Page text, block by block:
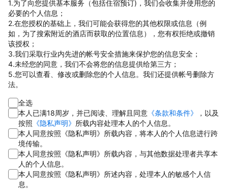
1.为了向您提供基本服务（包括住宿预订)，我们会收集并使用您的
必要的个人信息；
2.在您授权的基础上，我们可能会获得您的其他权限或信息（例
如，为了搜索附近的酒店而获取的位置信息），您有权拒绝或撤销
该授权；
3.我们采取行业内先进的帐号安全措施来保护您的信息安全；
4.未经您的同意，我们不会将您的信息提供给第三方；
5.您可以查看、修改或删除您的个人信息。我们还提供帐号删除方
法。
全选
本人已满18周岁，并已阅读、理解且同意 《条款和条件》
，以及
按照 《隐私声明》 所载内容处理本人的个人信息。
本人同意按照《隐私声明》所载内容，将本人的个人信息进行跨
境传输。
本人同意按照《隐私声明》所载内容，与其他数据处理者共享本
人的个人信息。
本人同意按照《隐私声明》所述内容，处理本人的敏感个人信
息。